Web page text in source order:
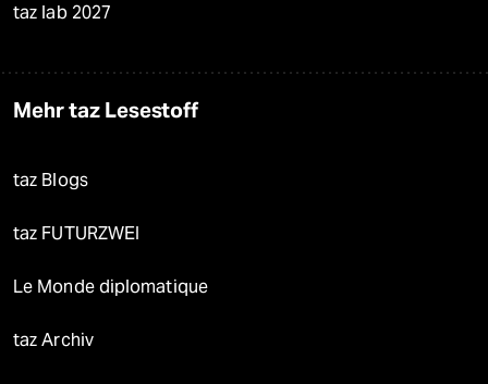
taz lab 2027
Mehr taz Lesestoff
taz Blogs
taz FUTURZWEI
Le Monde diplomatique
taz Archiv